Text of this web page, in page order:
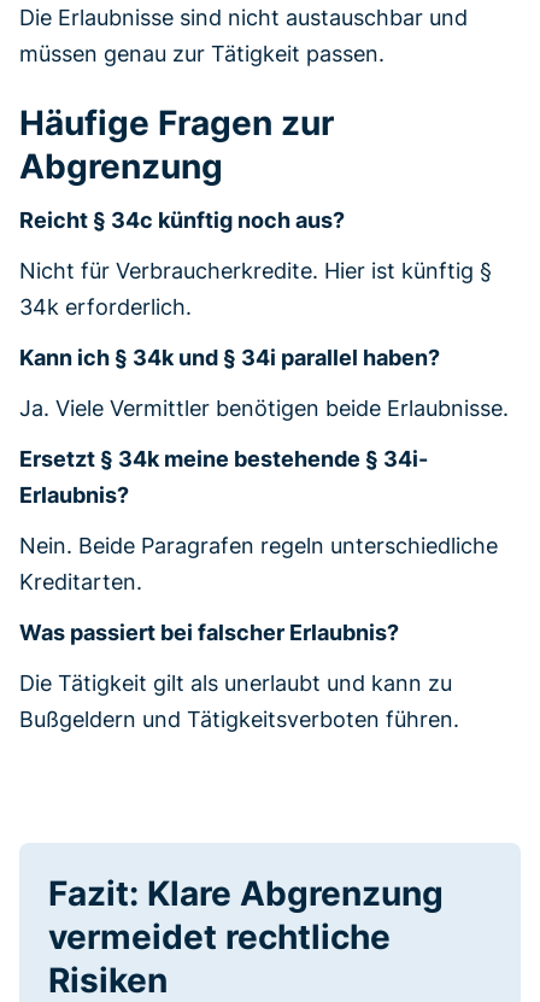
Die Erlaubnisse sind nicht austauschbar und
müssen genau zur Tätigkeit passen.
Häufige Fragen zur
Abgrenzung
Reicht § 34c künftig noch aus?
Nicht für Verbraucherkredite. Hier ist künftig §
34k erforderlich.
Kann ich § 34k und § 34i parallel haben?
Ja. Viele Vermittler benötigen beide Erlaubnisse.
Ersetzt § 34k meine bestehende § 34i-
Erlaubnis?
Nein. Beide Paragrafen regeln unterschiedliche
Kreditarten.
Was passiert bei falscher Erlaubnis?
Die Tätigkeit gilt als unerlaubt und kann zu
Bußgeldern und Tätigkeitsverboten führen.
Fazit: Klare Abgrenzung
vermeidet rechtliche
Risiken